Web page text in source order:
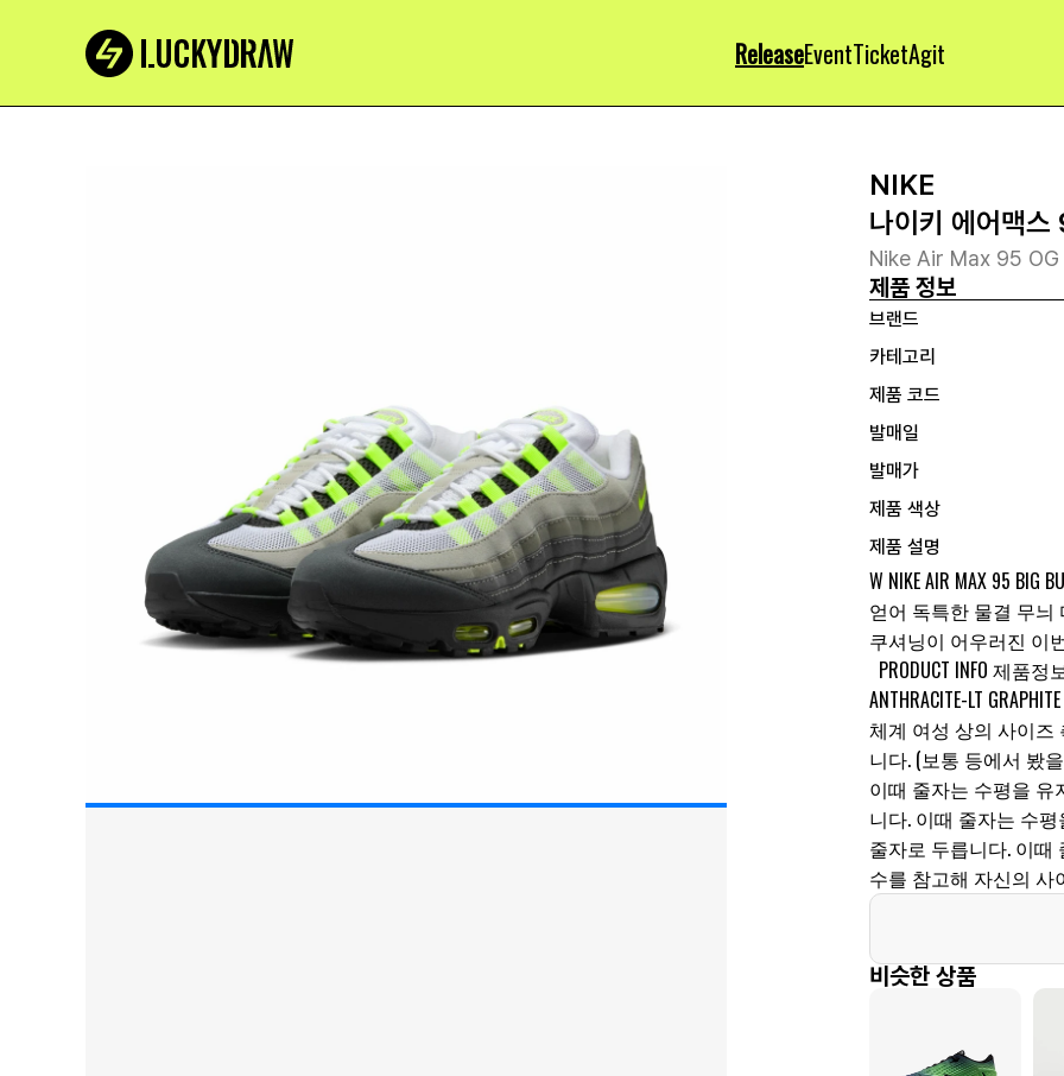
ReleaseEventTicketAgit
NIKE
나이키 에어맥
Nike Air Max 95
제품 정보
브랜드
카테고리
제품 코드
발매일
발매가
제품 색상
제품 설명
W NIKE AIR MAX 95
얻어 독특한 물결 무늬
쿠셔닝이 어우러진 이
PRODUCT INFO 제품
ANTHRACITE-LT
체계 여성 상의 사이즈
니다. (보통 등에서 봤
이때 줄자는 수평을
니다. 이때 줄자는 수
줄자로 두릅니다. 이때
수를 참고해 자신의 사
비슷한 상품